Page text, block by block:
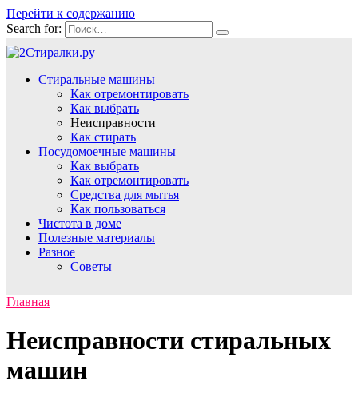
Перейти к содержанию
Search for:
Стиральные машины
Как отремонтировать
Как выбрать
Неисправности
Как стирать
Посудомоечные машины
Как выбрать
Как отремонтировать
Средства для мытья
Как пользоваться
Чистота в доме
Полезные материалы
Разное
Советы
Главная
Неисправности стиральных
машин